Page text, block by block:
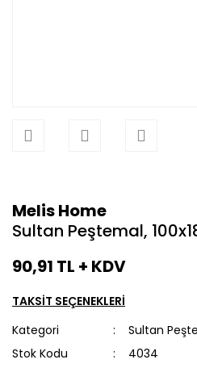
Melis Home
Sultan Peştemal,
90,91 TL + KDV
TAKSİT SEÇENEKLERİ
Kategori
Sultan
Stok Kodu
4034